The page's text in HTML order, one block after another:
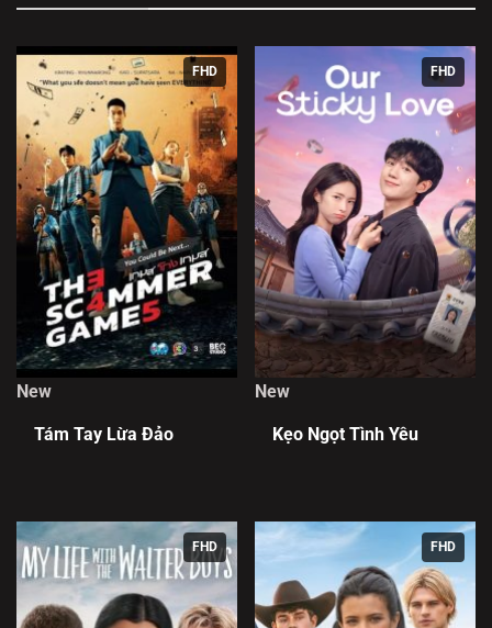
FHD
New
Tám Tay Lừa Đảo
FHD
New
Kẹo Ngọt Tình Yêu
FHD FHD